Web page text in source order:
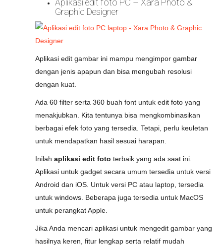
Aplikasi edit foto PC – Xara Photo &
Graphic Designer
Aplikasi edit gambar ini mampu mengimpor gambar
dengan jenis apapun dan bisa mengubah resolusi
dengan kuat.
Ada 60 filter serta 360 buah font untuk edit foto yang
menakjubkan. Kita tentunya bisa mengkombinasikan
berbagai efek foto yang tersedia. Tetapi, perlu keuletan
untuk mendapatkan hasil sesuai harapan.
Inilah aplikasi edit foto terbaik yang ada saat ini.
Aplikasi untuk gadget secara umum tersedia untuk versi
Android dan iOS. Untuk versi PC atau laptop, tersedia
untuk windows. Beberapa juga tersedia untuk MacOS
untuk perangkat Apple.
Jika Anda mencari aplikasi untuk mengedit gambar yang
hasilnya keren, fitur lengkap serta relatif mudah